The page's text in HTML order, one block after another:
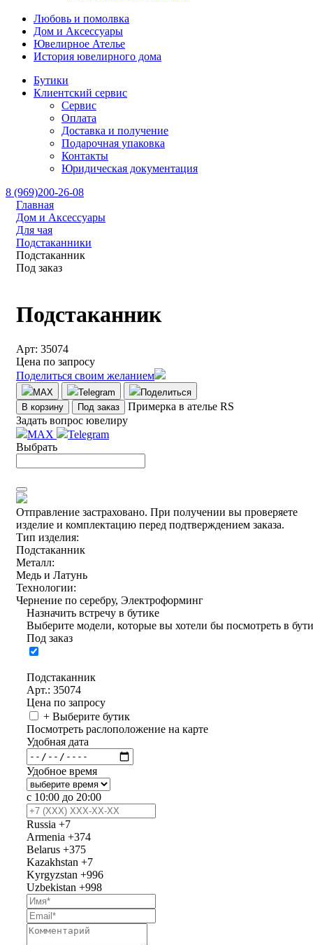
Любовь и помолвка
Дом и Аксессуары
Ювелирное Ателье
История ювелирного дома
Бутики
Клиентский сервис
Сервис
Оплата
Доставка и получение
Подарочная упаковка
Контакты
Юридическая документация
8 (969)200-26-08
Главная
Дом и Аксессуары
Для чая
Подстаканники
Подстаканник
Под заказ
Подстаканник
Арт: 35074
Цена по запросу
Поделиться своим желанием
MAX Telegram
Поделиться
В корзину
Под заказ
Примерка в ателье RS
Задать вопрос ювелиру
MAX
Telegram
Выбрать
Отправление застраховано. При получении вы проверяете
изделие и комплектацию перед подтверждением заказа.
Тип изделия:
Подстаканник
Металл:
Медь и Латунь
Технологии:
Чернение по серебру, Электроформинг
Назначить встречу в бутике
Выберите модели, которые вы хотели бы посмотреть в
Под заказ
Подстаканник
Арт.: 35074
Цена по запросу
+ Выберите бутик
Посмотреть раслоположение на карте
Удобная дата
Удобное время
с 10:00 до 20:00
Russia +7
Armenia +374
Belarus +375
Kazakhstan +7
Kyrgyzstan +996
Uzbekistan +998